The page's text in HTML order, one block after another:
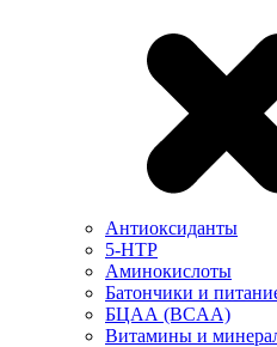
Антиоксиданты
5-HTP
Аминокислоты
Батончики и
БЦАА (BCAA)
Витамины и